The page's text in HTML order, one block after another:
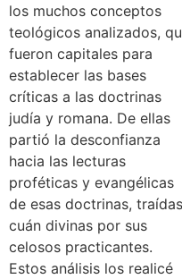
los muchos conceptos
teológicos analizados,
fueron capitales para
establecer las bases
críticas a las doctrinas
judía y romana. De ellas
partió la desconfianza
hacia las lecturas
proféticas y evangélicas
de esas doctrinas, traídas
cuán divinas por sus
celosos practicantes.
Estos análisis los realicé